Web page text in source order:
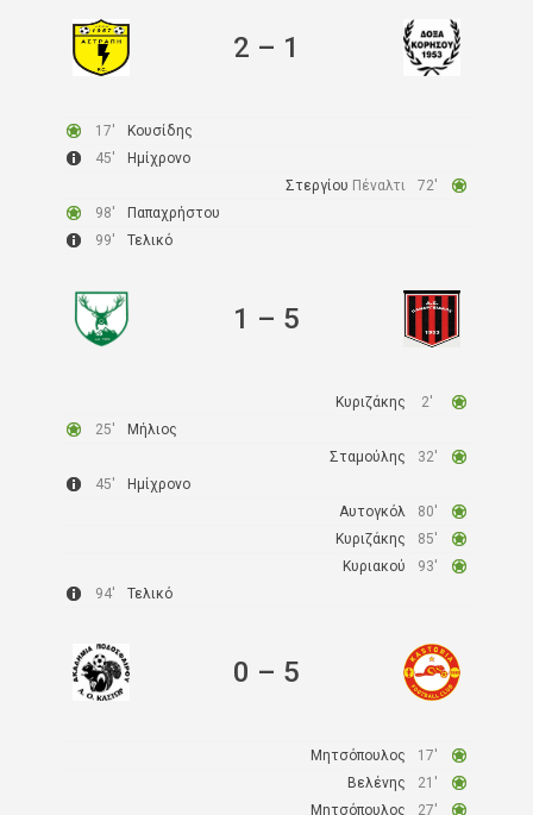
2 – 1
17′
Κουσίδης
45′
Ημίχρονο
72′
Στεργίου Πέναλτι
98′
Παπαχρήστου
99′
Τελικό
1 – 5
2′
Κυριζάκης
25′
Μήλιος
32′
Σταμούλης
45′
Ημίχρονο
80′
Αυτογκόλ
85′
Κυριζάκης
93′
Κυριακού
94′
Τελικό
0 – 5
17′
Μητσόπουλος
21′
Βελένης
27′
Μητσόπουλος